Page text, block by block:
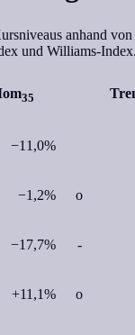
anhand von
und Williams-Index.
35
−11,0%
−1,2% o
−17,7% -
+11,1% o